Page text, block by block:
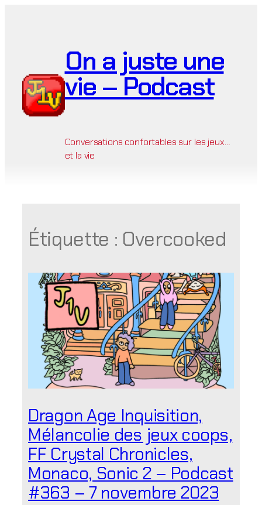
On a juste une
vie – Podcast
Conversations confortables sur les jeux…
et la vie
Étiquette : Overcooked
Dragon Age Inquisition,
Mélancolie des jeux coops,
FF Crystal Chronicles,
Monaco, Sonic 2 – Podcast
#363 – 7 novembre 2023